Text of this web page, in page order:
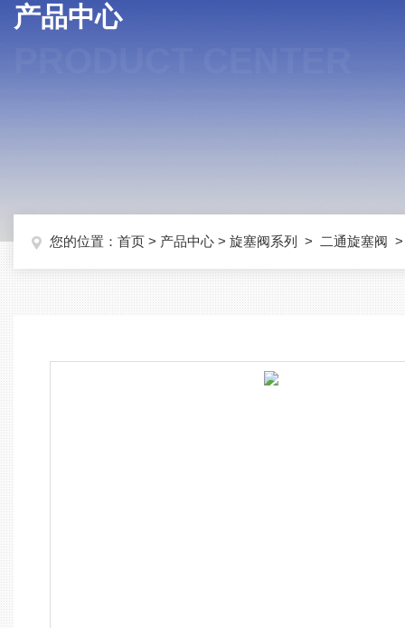
产品中心
您的位置： 首页 > 产品中心 > 旋塞阀系列 > 二通旋塞阀